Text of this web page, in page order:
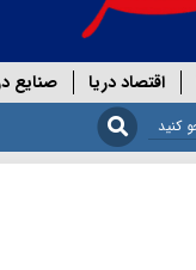
اقتصاد دریا صنایع